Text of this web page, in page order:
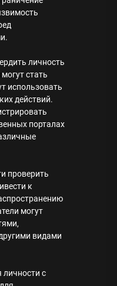
личность
стать
использовать
действий.
порталах
проверить
к
могут
видами
личности с